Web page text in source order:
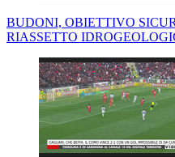
BUDONI, OBIETTIVO
RIASSETTO